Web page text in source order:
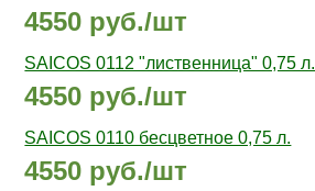
4550 руб./шт
SAICOS 0112 "лиственница" 0,75 л.
4550 руб./шт
SAICOS 0110 бесцветное 0,75 л.
4550 руб./шт